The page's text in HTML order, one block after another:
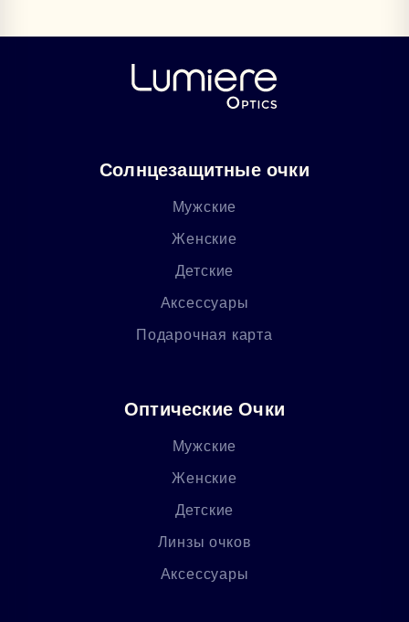
Солнцезащитные очки
Мужские
Женские
Детские
Аксессуары
Подарочная карта
Оптические Очки
Мужские
Женские
Детские
Линзы очков
Аксессуары